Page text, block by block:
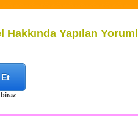
Hakkında Yapılan